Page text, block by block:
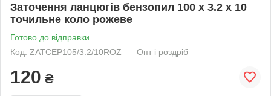
Заточення ланцюгів бензопил 100 х 3.2 х 10
точильне коло рожеве
Готово до відправки
Код: ZATCEP105/3.2/10ROZ
Опт і роздріб
120 ₴